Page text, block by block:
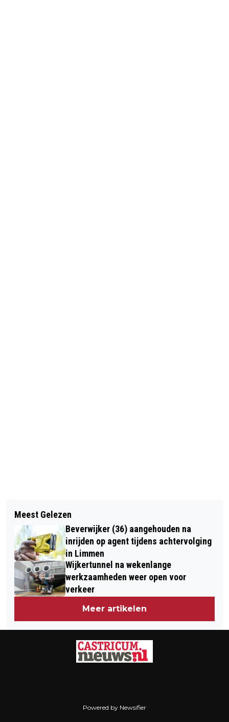
BULTRUG GESPOT VOOR DE KUST VAN
CASTRICUM
ANISH GIRI DEELT KOPPOSITIE TATA
STEEL CHESS NA VERLIES TEGEN
NODIRBEK ABDOESATTOROV
Meest Gelezen
Beverwijker (36) aangehouden na
inrijden op agent tijdens achtervolging
in Limmen
Wijkertunnel na wekenlange
werkzaamheden weer open voor
verkeer
Meer artikelen
Powered by Newsifier